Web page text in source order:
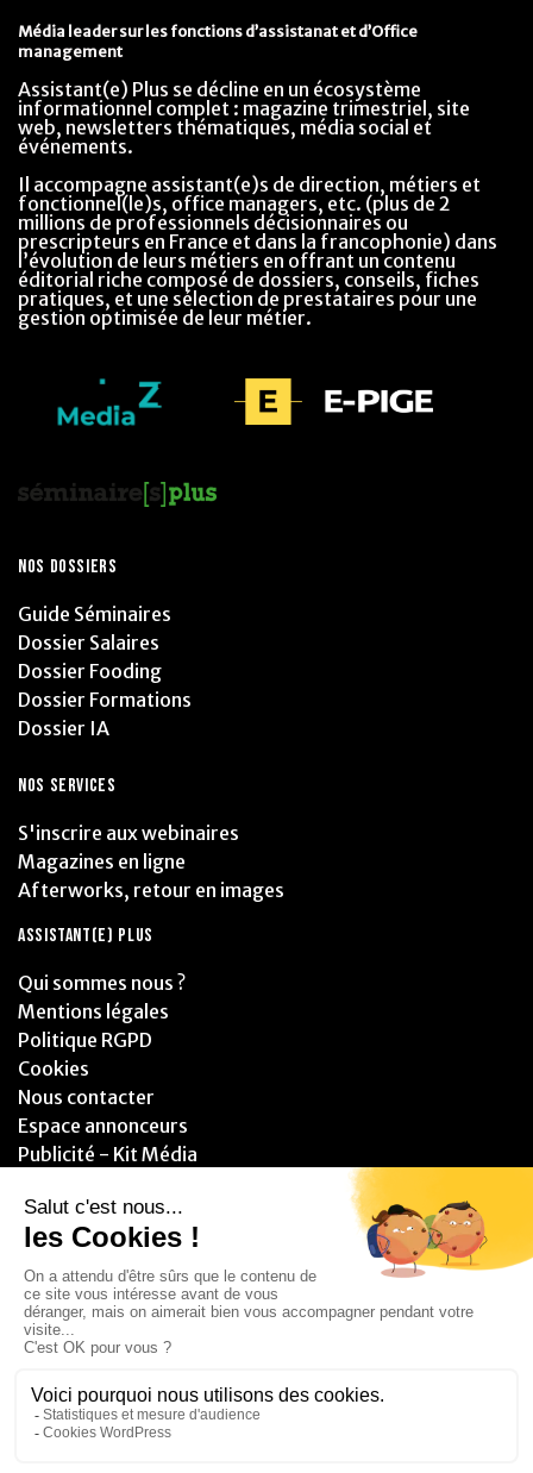
Média leader sur les fonctions d’assistanat et d’Office
management
Assistant(e) Plus se décline en un écosystème
informationnel complet : magazine trimestriel, site
web, newsletters thématiques, média social et
événements.
Il accompagne assistant(e)s de direction, métiers et
fonctionnel(le)s, office managers, etc. (plus de 2
millions de professionnels décisionnaires ou
prescripteurs en France et dans la francophonie) dans
l’évolution de leurs métiers en offrant un contenu
éditorial riche composé de dossiers, conseils, fiches
pratiques, et une sélection de prestataires pour une
gestion optimisée de leur métier.
NOS DOSSIERS
Guide Séminaires
Dossier Salaires
Dossier Fooding
Dossier Formations
Dossier IA
NOS SERVICES
S'inscrire aux webinaires
Magazines en ligne
Afterworks, retour en images
ASSISTANT(E) PLUS
Qui sommes nous ?
Mentions légales
Politique RGPD
Cookies
Nous contacter
Espace annonceurs
Publicité - Kit Média
PARTENAIRES